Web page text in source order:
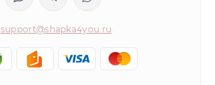
support@shapka4you.ru